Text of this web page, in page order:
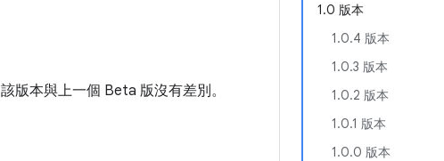
1.0 版本
1.0.4 版本
1.0.3 版本
1.0.2 版本
1.0.1 版本
1.0.0 版本
該版本與上一個 Beta 版沒有差別。